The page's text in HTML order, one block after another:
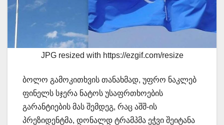
JPG resized with https://ezgif.com/resize
ბოლო გამოკითხვის თანახმად, უფრო ნაკლებ
ფინელს სჯერა ნატოს უსაფრთხოების
გარანტიების მას შემდეგ, რაც აშშ-ის
პრეზიდენტმა, დონალდ ტრამპმა ეჭვი შეიტანა